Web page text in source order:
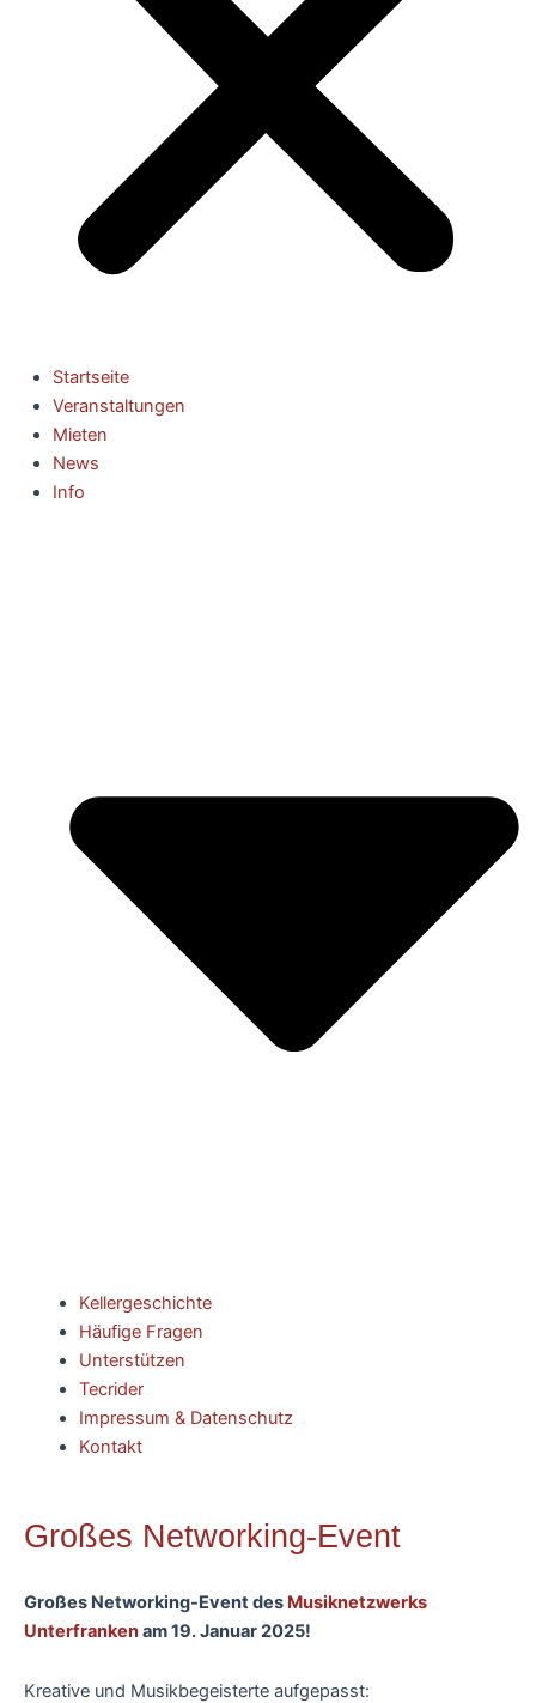
Startseite
Veranstaltungen
Mieten
News
Info
Kellergeschichte
Häufige Fragen
Unterstützen
Tecrider
Impressum & Datenschutz
Kontakt
Großes Networking-Event
Großes Networking-Event des Musiknetzwerks
Unterfrankenam 19. Januar 2025!
Kreative und Musikbegeisterte aufgepasst: